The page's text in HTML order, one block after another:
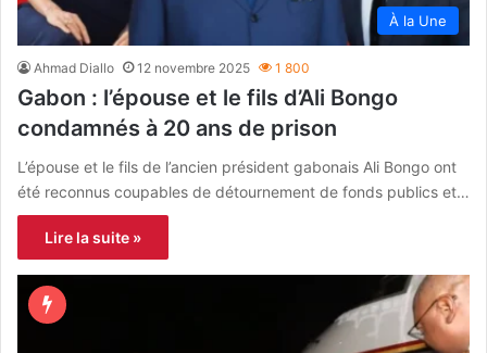
À la Une
Ahmad Diallo 12 novembre 2025 1 800
Gabon : l’épouse et le fils d’Ali Bongo
condamnés à 20 ans de prison
L’épouse et le fils de l’ancien président gabonais Ali Bongo ont
été reconnus coupables de détournement de fonds publics et…
Lire la suite »